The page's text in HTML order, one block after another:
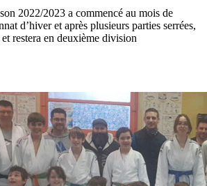
2022/2023 a commencé au mois de
d’hiver et après plusieurs parties serrées,
restera en deuxième division